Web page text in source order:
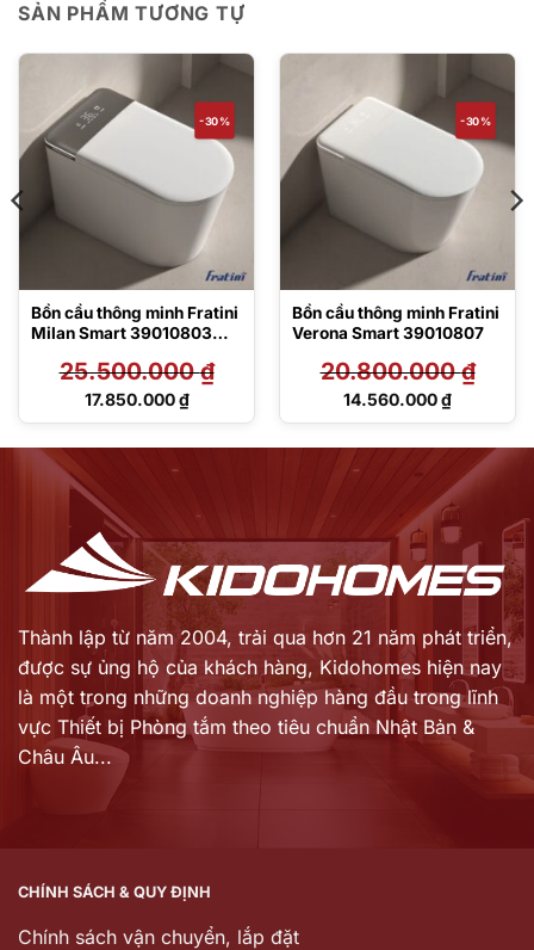
SẢN PHẨM TƯƠNG TỰ
-30%
Bồn cầu thông minh Fratini
Milan Smart 39010803
25.500.000₫
Giá
17.850.000₫
Giá
-30%
Bồn cầu thông minh Fratini
Verona Smart 39010807
20.800.000₫
Giá
20.800.000 ₫.
14.560.000₫
Giá
14.560.000 ₫.
Thành lập từ năm 2004, trải qua hơn 21 năm phát triển,
được sự ủng hộ của khách hàng, Kidohomes hiện nay
là một trong những doanh nghiệp hàng đầu trong lĩnh
vực Thiết bị Phòng tắm theo tiêu chuẩn Nhật Bản &
Châu Âu...
CHÍNH SÁCH & QUY ĐỊNH
Chính sách vận chuyển, lắp đặt